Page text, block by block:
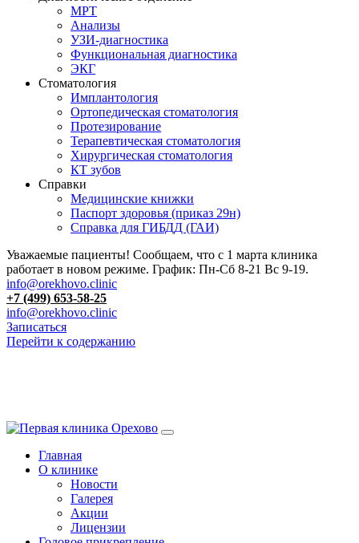
МРТ
Анализы
УЗИ-диагностика
Функциональная диагностика
ЭКГ
Стоматология
Имплантология
Ортопедическая стоматология
Протезирование
Терапевтическая стоматология
Хирургическая стоматология
КТ зубов
Справки
Медицинские книжки
Паспорт здоровья (приказ 29н)
Справка для ГИБДД (ГАИ)
Уважаемые пациенты! Сообщаем, что с 1 марта клиника
работает в новом режиме. График: Пн-Сб 8-21 Вс 9-19.
info@orekhovo.clinic
+7 (499) 653-58-25
info@orekhovo.clinic
Записаться
Перейти к содержанию
Главная
О клинике
Новости
Галерея
Акции
Лицензии